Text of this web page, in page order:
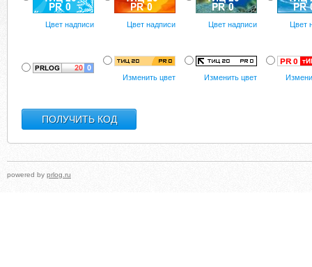
Цвет надписи Цвет надписи Цвет надписи Цвет
Изменить цвет Изменить цвет
powered by prlog.ru